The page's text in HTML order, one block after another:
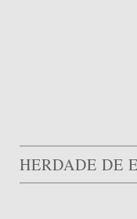
HERDADE DE